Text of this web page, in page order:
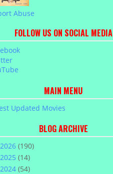
Abuse
FOLLOW US ON SOCIAL MEDIA
MAIN MENU
Updated Movies
BLOG ARCHIVE
2026 (190)
2025 (14)
2024 (54)